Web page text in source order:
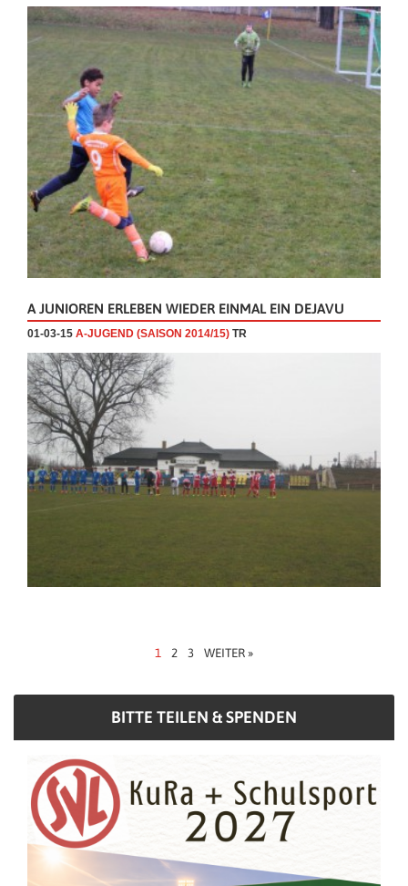
A JUNIOREN ERLEBEN WIEDER EINMAL EIN DEJAVU
01-03-15 A-JUGEND (SAISON 2014/15) TR
1 2 3 WEITER »
BITTE TEILEN & SPENDEN